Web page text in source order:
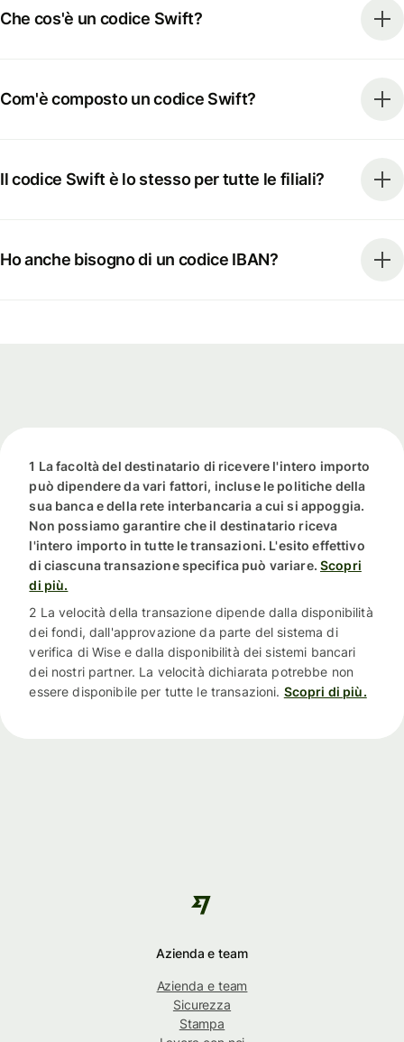
Che cos'è un codice Swift?
Com'è composto un codice Swift?
Il codice Swift è lo stesso per tutte le filiali?
Ho anche bisogno di un codice IBAN?
1 La facoltà del destinatario di ricevere l'intero importo
può dipendere da vari fattori, incluse le politiche della
sua banca e della rete interbancaria a cui si appoggia.
Non possiamo garantire che il destinatario riceva
l'intero importo in tutte le transazioni. L'esito effettivo
di ciascuna transazione specifica può variare. Scopri
di più.
2 La velocità della transazione dipende dalla disponibilità
dei fondi, dall'approvazione da parte del sistema di
verifica di Wise e dalla disponibilità dei sistemi bancari
dei nostri partner. La velocità dichiarata potrebbe non
essere disponibile per tutte le transazioni. Scopri di più.
Azienda e team
Azienda e team
Sicurezza
Stampa